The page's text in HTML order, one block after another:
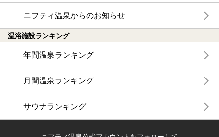
ニフティ温泉からのお知らせ
温浴施設ランキング
年間温泉ランキング
月間温泉ランキング
サウナランキング